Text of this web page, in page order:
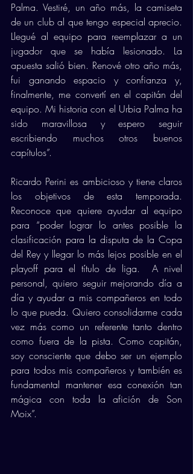
Palma. Vestiré, un año más, la camiseta
de un club al que tengo especial aprecio.
Llegué al equipo para reemplazar a un
jugador que se había lesionado. La
apuesta salió bien. Renové otro año más,
fui ganando espacio y confianza y,
finalmente, me convertí en el capitán del
equipo. Mi historia con el Urbia Palma ha
sido maravillosa y espero seguir
escribiendo muchos otros buenos
capítulos”.
Ricardo Perini es ambicioso y tiene claros
los objetivos de esta temporada.
Reconoce que quiere ayudar al equipo
para “poder lograr lo antes posible la
clasificación para la disputa de la Copa
del Rey y llegar lo más lejos posible en el
playoff para el título de liga.  A nivel
personal, quiero seguir mejorando día a
día y ayudar a mis compañeros en todo
lo que pueda. Quiero consolidarme cada
vez más como un referente tanto dentro
como fuera de la pista. Como capitán,
soy consciente que debo ser un ejemplo
para todos mis compañeros y también es
fundamental mantener esa conexión tan
mágica con toda la afición de Son
Moix”.